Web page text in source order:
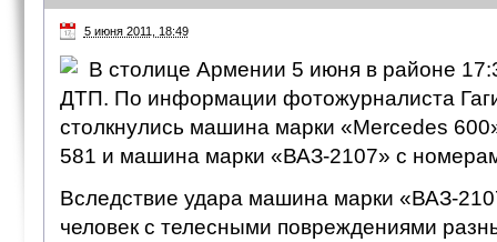
5 июня 2011, 18:49
В столице Армении 5 июня в районе
ДТП. По информации фотожурналиста
столкнулись машина марки «Mercedes
581 и машина марки «ВАЗ-2107» с
Вследствие удара машина марки «ВАЗ-
человек с телесными повреждениями